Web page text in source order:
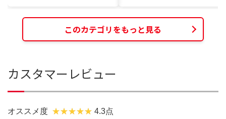
このカテゴリをもっと見る
カスタマーレビュー
オススメ度 4.3点